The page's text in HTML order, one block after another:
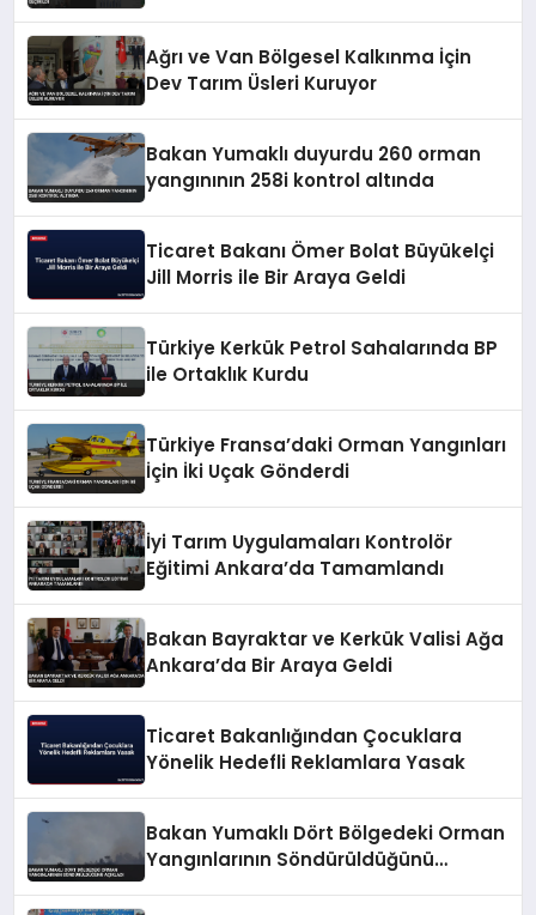
Ağrı ve Van Bölgesel Kalkınma İçin
Dev Tarım Üsleri Kuruyor
Bakan Yumaklı duyurdu 260 orman
yangınının 258i kontrol altında
Ticaret Bakanı Ömer Bolat Büyükelçi
Jill Morris ile Bir Araya Geldi
Türkiye Kerkük Petrol Sahalarında BP
ile Ortaklık Kurdu
Türkiye Fransa’daki Orman Yangınları
İçin İki Uçak Gönderdi
İyi Tarım Uygulamaları Kontrolör
Eğitimi Ankara’da Tamamlandı
Bakan Bayraktar ve Kerkük Valisi Ağa
Ankara’da Bir Araya Geldi
Ticaret Bakanlığından Çocuklara
Yönelik Hedefli Reklamlara Yasak
Bakan Yumaklı Dört Bölgedeki Orman
Yangınlarının Söndürüldüğünü